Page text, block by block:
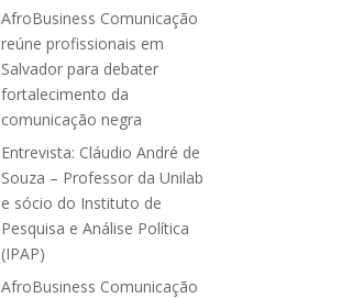
AfroBusiness Comunicação
reúne profissionais em
Salvador para debater
fortalecimento da
comunicação negra
Entrevista: Cláudio André de
Souza – Professor da Unilab
e sócio do Instituto de
Pesquisa e Análise Política
(IPAP)
AfroBusiness Comunicação